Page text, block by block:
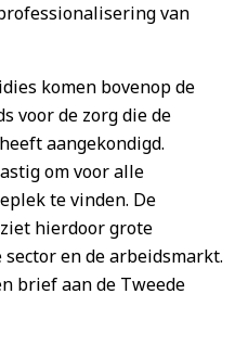
van
komen bovenop de
voor de zorg die de
aangekondigd.
om voor alle
te vinden. De
hierdoor grote
en de arbeidsmarkt.
brief aan de Tweede